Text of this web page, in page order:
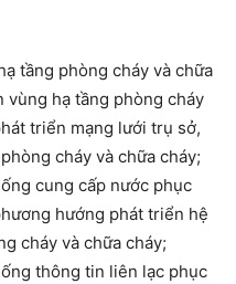
tầng phòng cháy và chữa
vùng hạ tầng phòng cháy
triển mạng lưới trụ sở,
cháy và chữa cháy;
cung cấp nước phục
hướng phát triển hệ
cháy và chữa cháy;
thông tin liên lạc phục